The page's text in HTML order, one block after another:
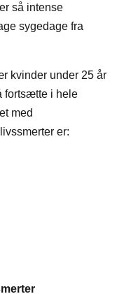
så intense
sygedage fra
kvinder under 25 år
fortsætte i hele
med
er: